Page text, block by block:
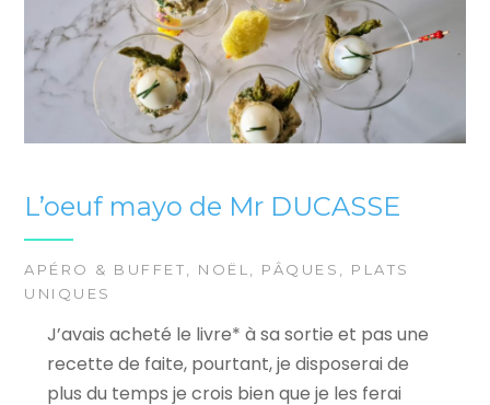
L’oeuf mayo de Mr DUCASSE
APÉRO & BUFFET NOËL PÂQUES
PLATS
UNIQUES
J’avais acheté le livre* à sa sortie et pas une
recette de faite, pourtant, je disposerai de
plus du temps je crois bien que je les ferai